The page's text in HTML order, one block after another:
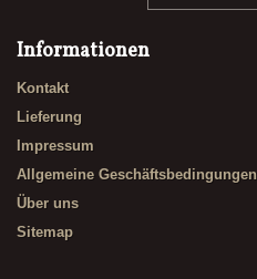
Informationen
Kontakt
Lieferung
Impressum
Allgemeine Geschäftsbedingungen
Über uns
Sitemap